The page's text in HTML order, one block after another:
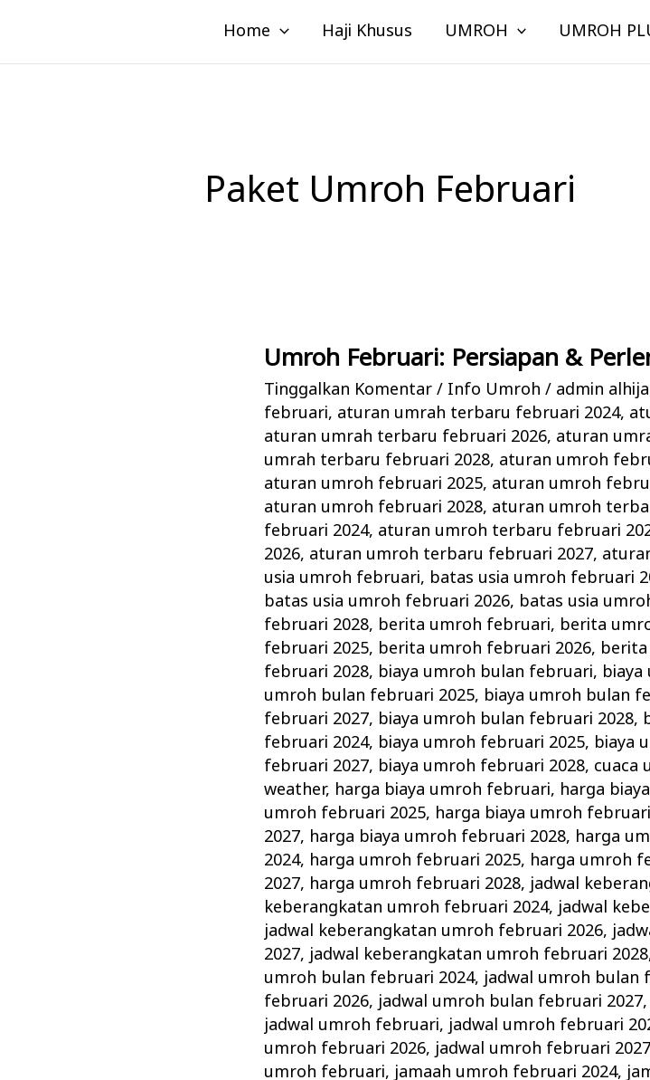
konten
Home Haji Khusus UMROH UMROH
Paket Umroh Februari
Umroh Februari: Persiapan &
Tinggalkan Komentar / Info Umroh / admin
februari, aturan umrah terbaru februari 2024,
aturan umrah terbaru februari 2026, aturan
umrah terbaru februari 2028, aturan umroh
aturan umroh februari 2025, aturan umroh
aturan umroh februari 2028, aturan umroh
februari 2024, aturan umroh terbaru februari
2026, aturan umroh terbaru februari 2027,
usia umroh februari, batas usia umroh februari
batas usia umroh februari 2026, batas usia
februari 2028, berita umroh februari, berita
februari 2025, berita umroh februari 2026,
februari 2028, biaya umroh bulan februari,
umroh bulan februari 2025, biaya umroh bulan
februari 2027, biaya umroh bulan februari 2028,
februari 2024, biaya umroh februari 2025, biaya
februari 2027, biaya umroh februari 2028, cuaca
weather, harga biaya umroh februari, harga
umroh februari 2025, harga biaya umroh
2027, harga biaya umroh februari 2028, harga
2024, harga umroh februari 2025, harga umroh
2027, harga umroh februari 2028, jadwal
keberangkatan umroh februari 2024, jadwal
jadwal keberangkatan umroh februari 2026,
2027, jadwal keberangkatan umroh februari 2028
umroh bulan februari 2024, jadwal umroh bulan
februari 2026, jadwal umroh bulan februari 2027,
jadwal umroh februari, jadwal umroh februari
umroh februari 2026, jadwal umroh februari
umroh februari, jamaah umroh februari 2024,
Umroh
Februari:
Persiapan
&
Perlengkapannya